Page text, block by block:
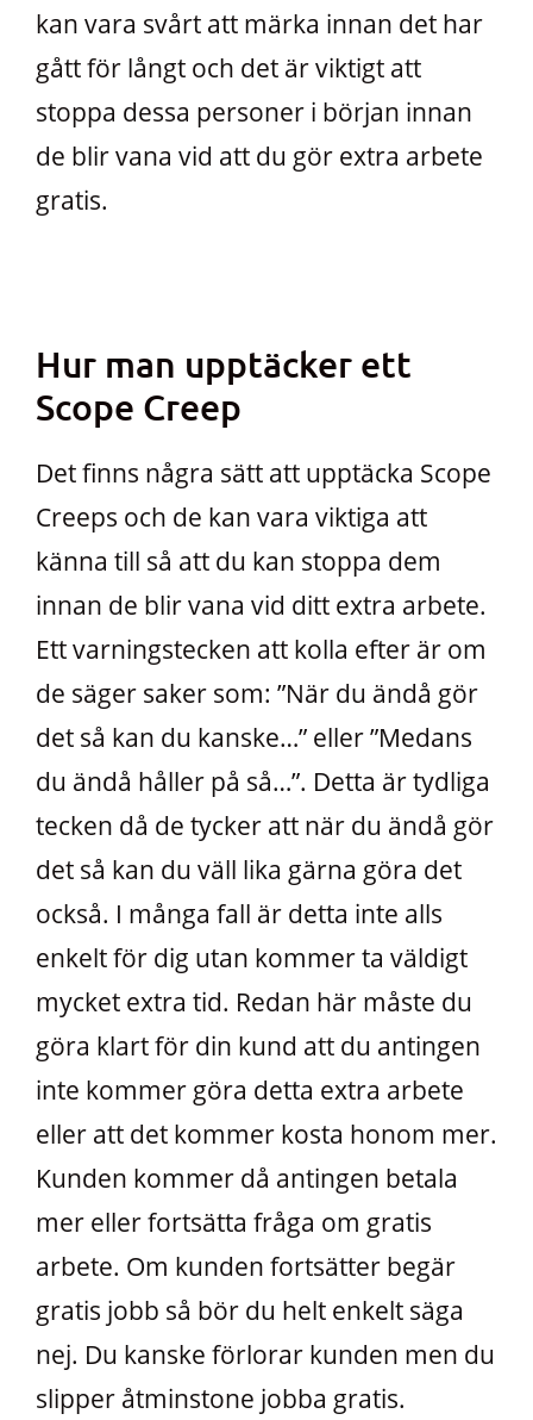
kan vara svårt att märka innan det har
gått för långt och det är viktigt att
stoppa dessa personer i början innan
de blir vana vid att du gör extra arbete
gratis.
Hur man upptäcker ett
Scope Creep
Det finns några sätt att upptäcka Scope
Creeps och de kan vara viktiga att
känna till så att du kan stoppa dem
innan de blir vana vid ditt extra arbete.
Ett varningstecken att kolla efter är om
de säger saker som: ”När du ändå gör
det så kan du kanske…” eller ”Medans
du ändå håller på så…”. Detta är tydliga
tecken då de tycker att när du ändå gör
det så kan du väll lika gärna göra det
också. I många fall är detta inte alls
enkelt för dig utan kommer ta väldigt
mycket extra tid. Redan här måste du
göra klart för din kund att du antingen
inte kommer göra detta extra arbete
eller att det kommer kosta honom mer.
Kunden kommer då antingen betala
mer eller fortsätta fråga om gratis
arbete. Om kunden fortsätter begär
gratis jobb så bör du helt enkelt säga
nej. Du kanske förlorar kunden men du
slipper åtminstone jobba gratis.